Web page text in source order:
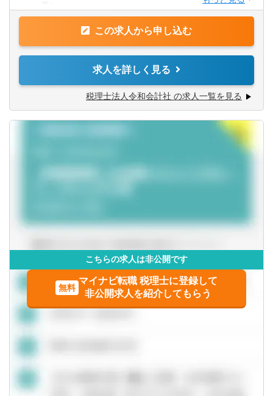
等）
・税金計算
・各種税務申告書作成
・年末調整、確定申告業務
・M＆A業務（税務DD等）
様々な企業の税務業務を通し幅広い経験が積めます。
※税務関連の業務100％となります。
この求人から申し込む
求人を詳しく見る
税理士法人令和会計社 の求人一覧を見る
こちらの求人は非公開です
無料
マイナビ転職 税理士に登録して
非公開求人を紹介してもらう
九州・沖縄
佐賀県
熊本県